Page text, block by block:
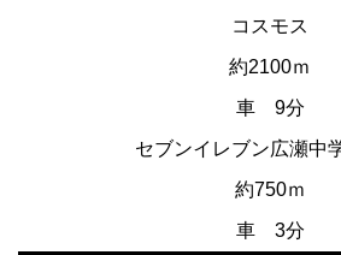
コスモス
約2100ｍ
車 9分
セブンイレブン広瀬中
約750ｍ
車 3分